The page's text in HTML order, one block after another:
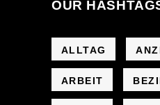
OUR
ALLTAG
ARBEIT